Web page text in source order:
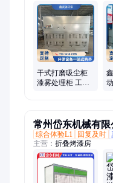
喷漆柜、高温烤漆房、
备、布袋除尘器、废气
备、催化燃烧设备、喷
干式打磨吸尘柜
漆雾处理柜 工业
常州岱东机械有限
综合体验L1
回复及时
主营： 折叠烤漆房